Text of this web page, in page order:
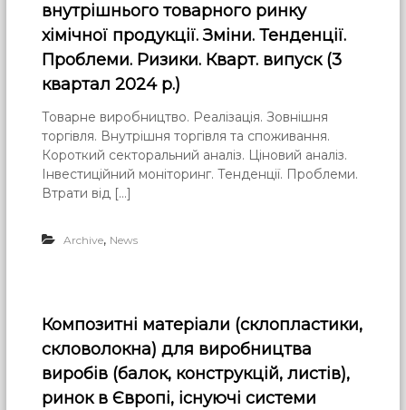
внутрішнього товарного ринку
хімічної продукції. Зміни. Тенденції.
Проблеми. Ризики. Кварт. випуск (3
квартал 2024 р.)
Товарне виробництво. Реалізація. Зовнішня
торгівля. Внутрішня торгівля та споживання.
Короткий секторальний аналіз. Ціновий аналіз.
Інвестиційний моніторинг. Тенденції. Проблеми.
Втрати від […]
Archive, News
Композитні матеріали (склопластики,
скловолокна) для виробництва
виробів (балок, конструкцій, листів),
ринок в Європі, існуючі системи